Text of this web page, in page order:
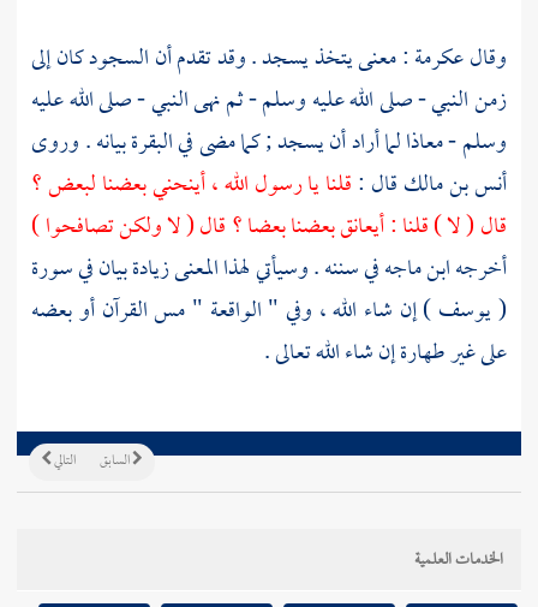
وقالعكرمة: معنى يتخذ يسجد . وقد تقدم أن السجود كان إلى
زمن النبي - صلى الله عليه وسلم - ثم نهى النبي - صلى الله عليه
وسلم -معاذالما أراد أن يسجد ; كما مضى في البقرة بيانه . وروى
أنس بن مالكقال :قلنا يا رسول الله ، أينحني بعضنا لبعض ؟
قال ( لا ) قلنا : أيعانق بعضنا بعضا ؟ قال ( لا ولكن تصافحوا )
أخرجهابن ماجهفي سننه . وسيأتي لهذا المعنى زيادة بيان في سورة
( يوسف ) إن شاء الله ، وفي " الواقعة " مس القرآن أو بعضه
على غير طهارة إن شاء الله تعالى .
التالي السابق
الخدمات العلمية